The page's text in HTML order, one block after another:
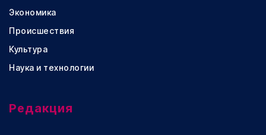
Экономика
Происшествия
Культура
Наука и технологии
Редакция